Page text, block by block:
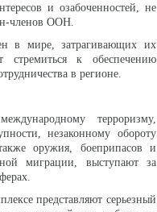
и озабоченностей, не
членов ООН.
в мире, затрагивающих их
стремиться к обеспечению
в регионе.
терроризму,
незаконному обороту
оружия, боеприпасов и
миграции, выступают за
представляют серьезный